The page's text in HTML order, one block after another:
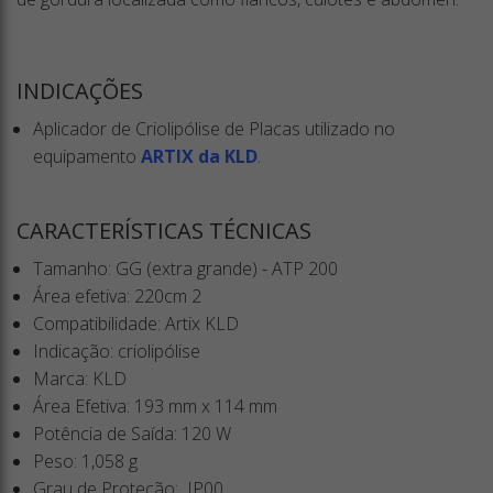
INDICAÇÕES
Aplicador de Criolipólise de Placas utilizado no
equipamento ARTIX da KLD.
CARACTERÍSTICAS TÉCNICAS
Tamanho: GG (extra grande) - ATP 200
Área efetiva: 220cm 2
Compatibilidade: Artix KLD
Indicação: criolipólise
Marca: KLD
Área Efetiva: 193 mm x 114 mm
Potência de Saída: 120 W
Peso: 1,058 g